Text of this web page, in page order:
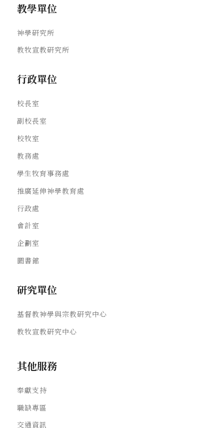
教學單位
神學研究所
教牧宣教研究所
行政單位
校長室
副校長室
校牧室
教務處
學生牧育事務處
推廣延伸神學教育處
行政處
會計室
企劃室
圖書館
研究單位
基督教神學與宗教研究中心
教牧宣教研究中心
其他服務
奉獻支持
職缺專區
交通資訊